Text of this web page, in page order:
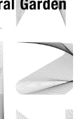
ネーション